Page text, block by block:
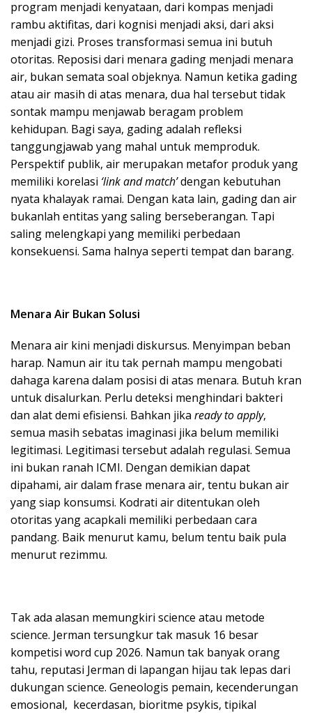
program menjadi kenyataan, dari kompas menjadi
rambu aktifitas, dari kognisi menjadi aksi, dari aksi
menjadi gizi. Proses transformasi semua ini butuh
otoritas. Reposisi dari menara gading menjadi menara
air, bukan semata soal objeknya. Namun ketika gading
atau air masih di atas menara, dua hal tersebut tidak
sontak mampu menjawab beragam problem
kehidupan. Bagi saya, gading adalah refleksi
tanggungjawab yang mahal untuk memproduk.
Perspektif publik, air merupakan metafor produk yang
memiliki korelasi ‘link and match’dengan kebutuhan
nyata khalayak ramai. Dengan kata lain, gading dan air
bukanlah entitas yang saling berseberangan. Tapi
saling melengkapi yang memiliki perbedaan
konsekuensi. Sama halnya seperti tempat dan barang.
Menara Air Bukan Solusi
Menara air kini menjadi diskursus. Menyimpan beban
harap. Namun air itu tak pernah mampu mengobati
dahaga karena dalam posisi di atas menara. Butuh kran
untuk disalurkan. Perlu deteksi menghindari bakteri
dan alat demi efisiensi. Bahkan jika ready to apply,
semua masih sebatas imaginasi jika belum memiliki
legitimasi. Legitimasi tersebut adalah regulasi. Semua
ini bukan ranah ICMI. Dengan demikian dapat
dipahami, air dalam frase menara air, tentu bukan air
yang siap konsumsi. Kodrati air ditentukan oleh
otoritas yang acapkali memiliki perbedaan cara
pandang. Baik menurut kamu, belum tentu baik pula
menurut rezimmu.
Tak ada alasan memungkiri science atau metode
science. Jerman tersungkur tak masuk 16 besar
kompetisi word cup 2026. Namun tak banyak orang
tahu, reputasi Jerman di lapangan hijau tak lepas dari
dukungan science. Geneologis pemain, kecenderungan
emosional, kecerdasan, bioritme psykis, tipikal